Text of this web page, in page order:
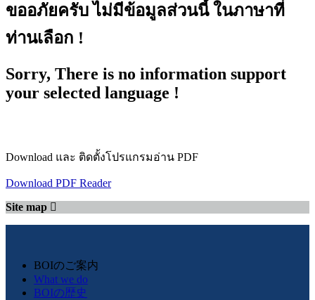
ขออภัยครับ ไม่มีข้อมูลส่วนนี้ ในภาษาที่
ท่านเลือก !
Sorry, There is no information support
your selected language !
Download และ ติดตั้งโปรแกรมอ่าน PDF
Download PDF Reader
Site map
BOIのご案内
What we do
BOIの歴史